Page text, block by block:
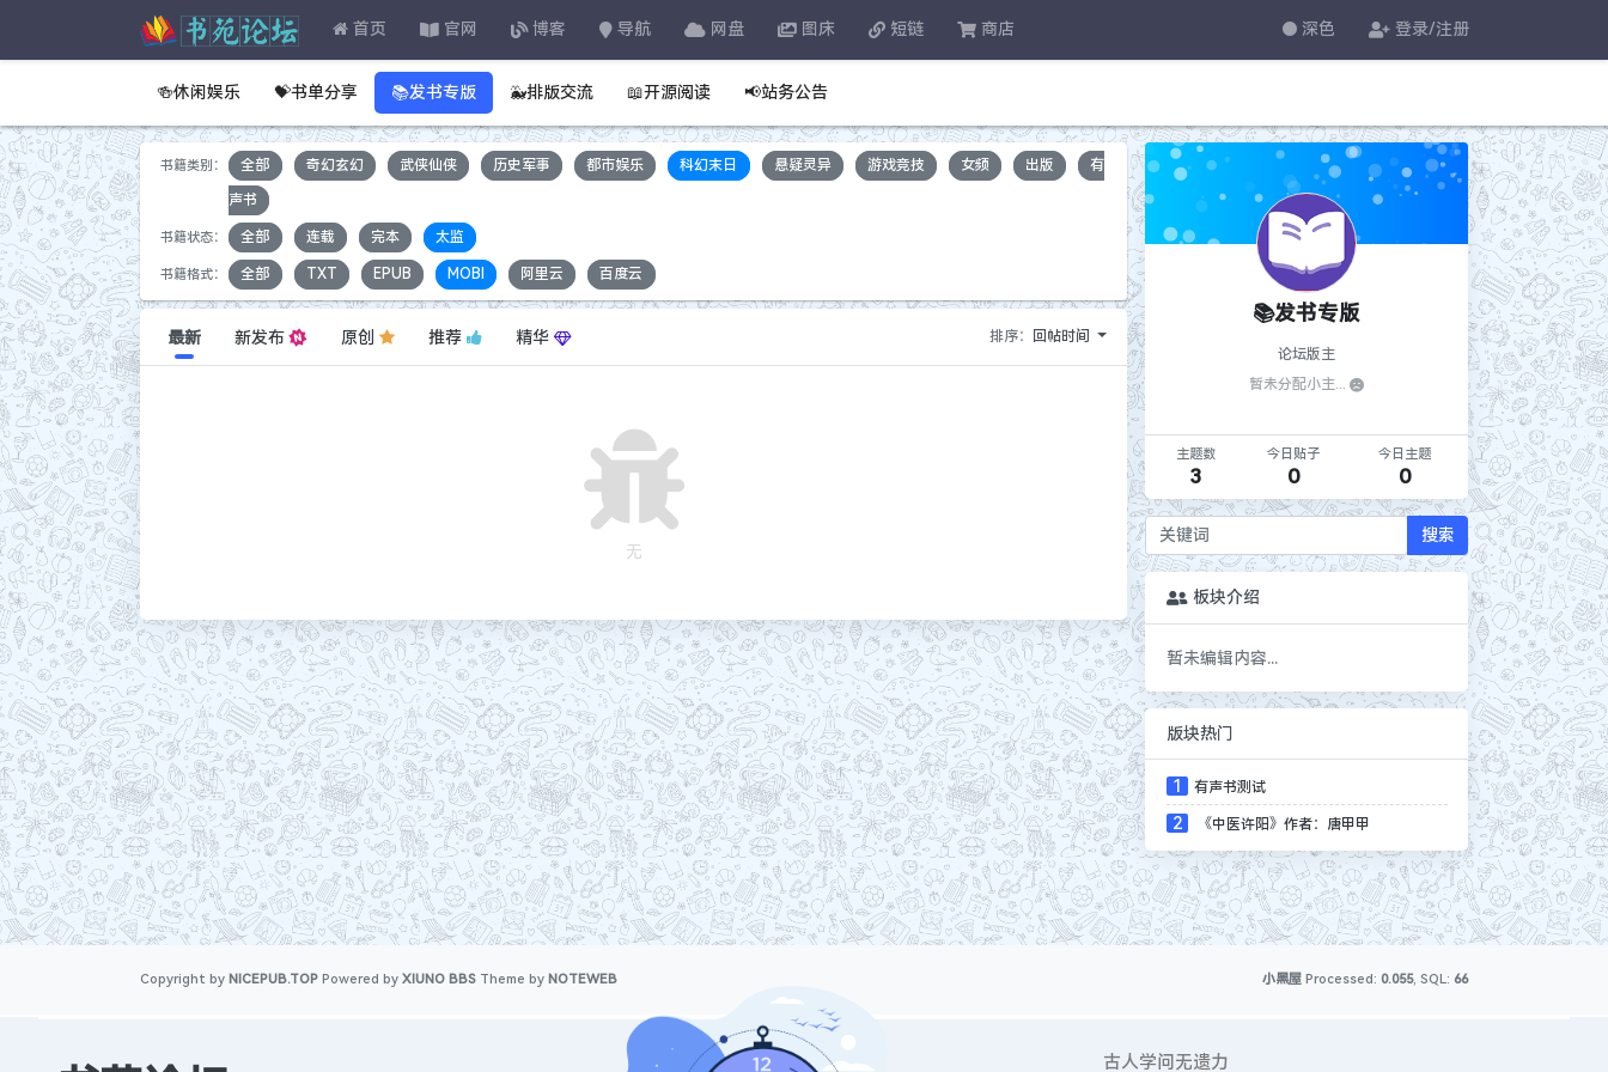
首页 官网 博客 导航 网盘 图床 短链 商店 深色 登录/注册
🍻休闲娱乐 💝书单分享 📚发书专版 🐳排版交流 📖开源阅读 📢站务公告
书籍类别： 全部 奇幻玄幻 武侠仙侠 历史军事 都市娱乐 科幻末日 悬疑灵异 游戏竞技 女频 出版 有
声书
书籍状态： 全部 连载 完本 太监
书籍格式： 全部 TXT EPUB MOBI 阿里云 百度云
最新 新发布 原创 推荐 精华 排序： 回帖时间
无
📚发书专版
论坛版主
暂未分配小主...
主题数
3
今日贴子
0
今日主题
0
搜索
板块介绍
暂未编辑内容...
版块热门
1 有声书测试
2 《中医许阳》作者：唐甲甲
Copyright by NICEPUB.TOP Powered by XIUNO BBS Theme by NOTEWEB 小黑屋 Processed: 0.055, SQL: 66
古人学问无遗力